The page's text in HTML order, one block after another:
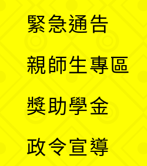
緊急通告
親師生專區
獎助學金
政令宣導